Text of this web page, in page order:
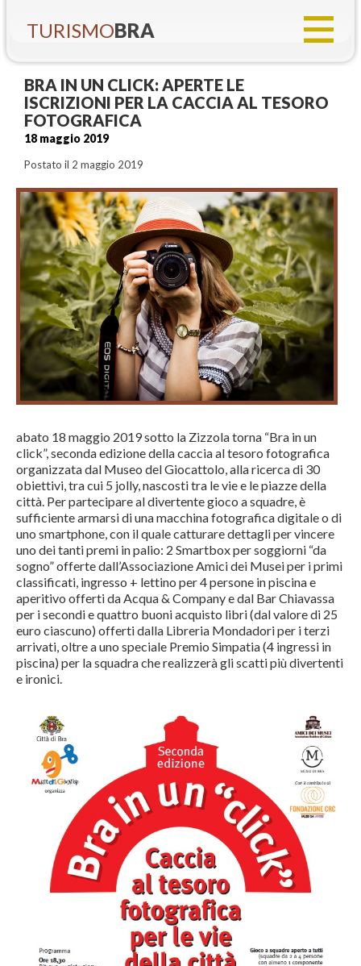
TURISMOBRA
BRA IN UN CLICK: APERTE LE
ISCRIZIONI PER LA CACCIA AL TESORO
FOTOGRAFICA
18 maggio 2019
Postato il 2 maggio 2019
abato 18 maggio 2019 sotto la Zizzola torna “Bra in un
click”, seconda edizione della caccia al tesoro fotografica
organizzata dal Museo del Giocattolo, alla ricerca di 30
obiettivi, tra cui 5 jolly, nascosti tra le vie e le piazze della
città. Per partecipare al divertente gioco a squadre, è
sufficiente armarsi di una macchina fotografica digitale o di
uno smartphone, con il quale catturare dettagli per vincere
uno dei tanti premi in palio: 2 Smartbox per soggiorni “da
sogno” offerte dall’Associazione Amici dei Musei per i primi
classificati, ingresso + lettino per 4 persone in piscina e
aperitivo offerti da Acqua & Company e dal Bar Chiavassa
per i secondi e quattro buoni acquisto libri (dal valore di 25
euro ciascuno) offerti dalla Libreria Mondadori per i terzi
arrivati, oltre a uno speciale Premio Simpatia (4 ingressi in
piscina) per la squadra che realizzerà gli scatti più divertenti
e ironici.